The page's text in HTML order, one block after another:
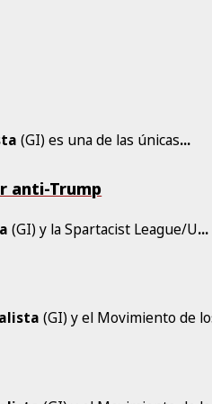
(GI) es una de las únicas...
anti-Trump
(GI) y la Spartacist League/U...
(GI) y el Movimiento de